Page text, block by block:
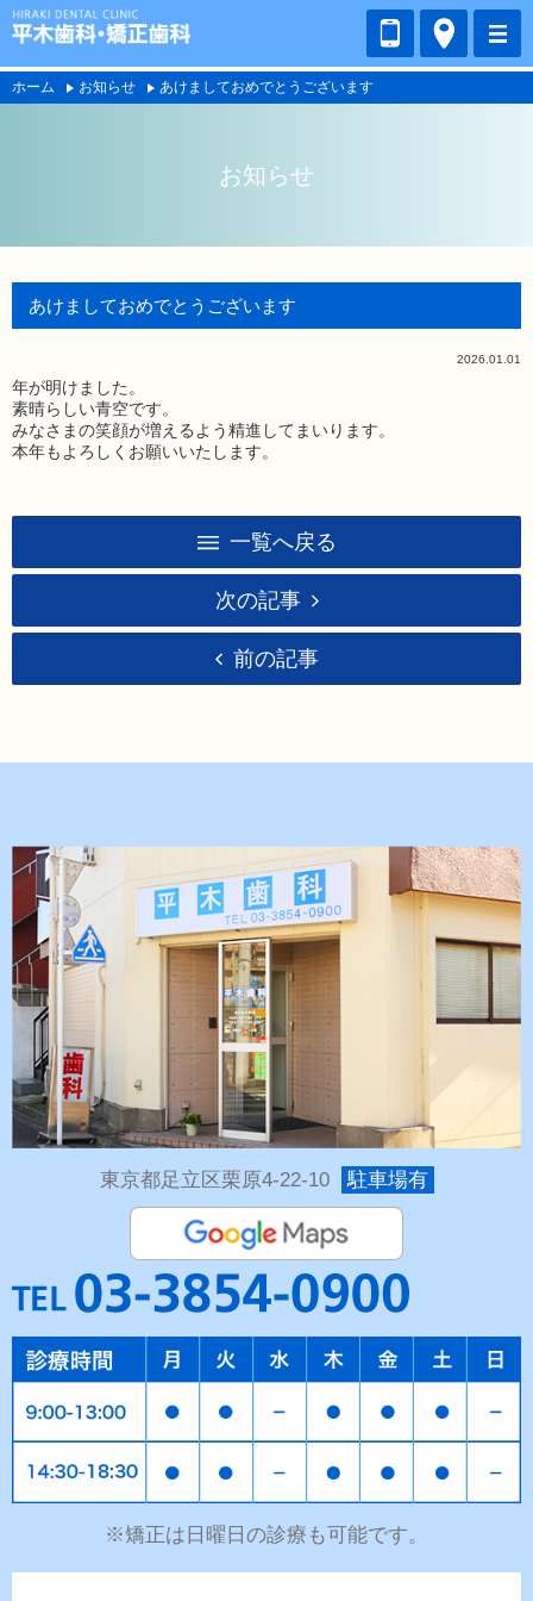
ホーム お知らせ あけましておめでとうございます
お知らせ
あけましておめでとうございます
2026.01.01
年が明けました。
素晴らしい青空です。
みなさまの笑顔が増えるよう精進してまいります。
本年もよろしくお願いいたします。
一覧へ戻る
次の記事
前の記事
東京都足立区栗原4-22-10 駐車場有
※矯正は日曜日の診療も可能です。